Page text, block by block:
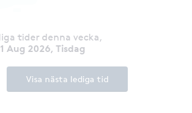
tider denna vecka,
Aug 2026, Tisdag
Visa nästa lediga tid